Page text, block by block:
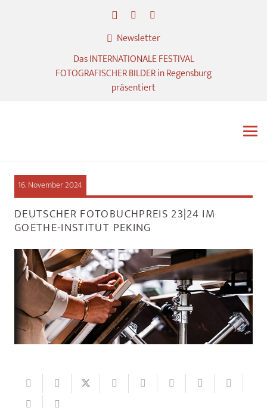
Newsletter
Das INTERNATIONALE FESTIVAL
FOTOGRAFISCHER BILDER in Regensburg
präsentiert
16. November 2024
DEUTSCHER FOTOBUCHPREIS 23|24 IM
GOETHE-INSTITUT PEKING